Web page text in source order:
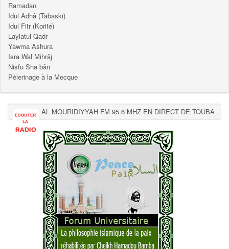
Ramadan
Idul Adhâ (Tabaski)
Idul Fitr (Korité)
Laylatul Qadr
Yawma Ashura
Isra Wal Mihrâj
Nisfu Sha bân
Pèlerinage à la Mecque
AL MOURIDIYYAH FM 95.6 MHZ EN DIRECT DE TOUBA